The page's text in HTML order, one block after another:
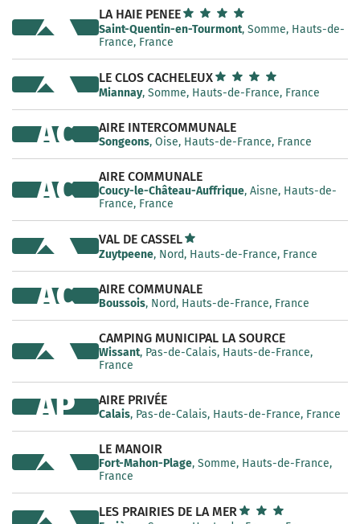
LA HAIE PENEE
Saint-Quentin-en-Tourmont, Somme, Hauts-de-
France, France
LE CLOS CACHELEUX
Miannay, Somme, Hauts-de-France, France
AIRE INTERCOMMUNALE
Songeons, Oise, Hauts-de-France, France
AC
AIRE COMMUNALE
Coucy-le-Château-Auffrique, Aisne, Hauts-de-
France, France
AC
VAL DE CASSEL
Zuytpeene, Nord, Hauts-de-France, France
AIRE COMMUNALE
Boussois, Nord, Hauts-de-France, France
AC
CAMPING MUNICIPAL LA SOURCE
Wissant, Pas-de-Calais, Hauts-de-France,
France
AIRE PRIVÉE
Calais, Pas-de-Calais, Hauts-de-France, France
AP
LE MANOIR
Fort-Mahon-Plage, Somme, Hauts-de-France,
France
LES PRAIRIES DE LA MER